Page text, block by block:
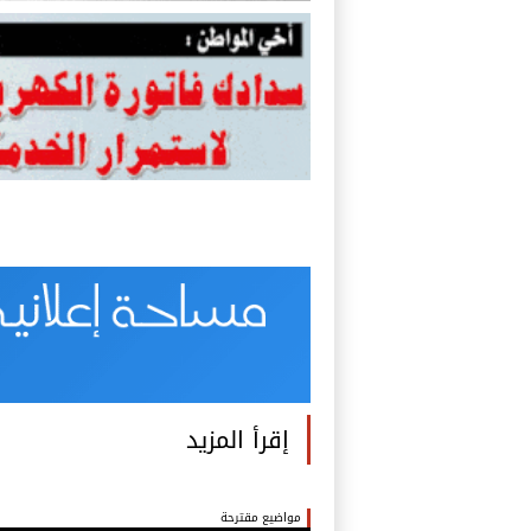
إقرأ المزيد
مواضيع مقترحة